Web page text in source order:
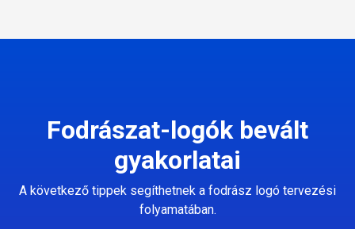
Fodrászat-logók bevált
gyakorlatai
A következő tippek segíthetnek a fodrász logó tervezési
folyamatában.